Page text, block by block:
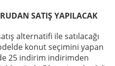
SATIŞ YAPILACAK
alternatifi ile satılacağı
konut seçimini yapan
25 indirim indirimden